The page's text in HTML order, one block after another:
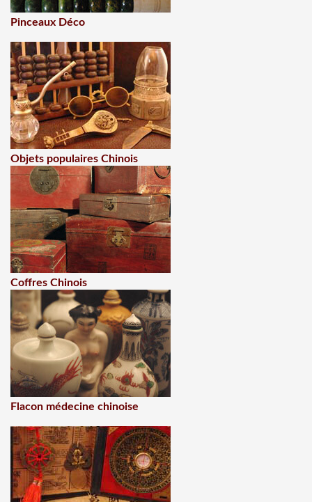
Pinceaux Déco
Objets populaires Chinois
Coffres Chinois
Flacon médecine chinoise